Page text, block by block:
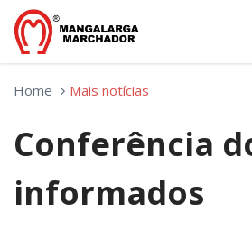
Home Mais notícias
Conferência
informados